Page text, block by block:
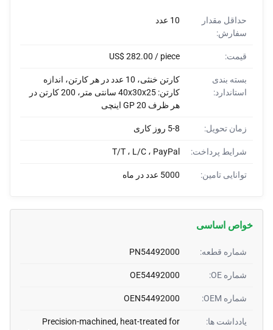
حداقل مقدار
سفارش:
10 عدد
قیمت: US$ 282.00 / piece
بسته بندی
استاندارد:
کارتن خنثی، 10 عدد در هر کارتن، اندازه
کارتن: 40x30x25 سانتی متر، 200 کارتن در
هر ظرف GP 20 اینچی
زمان تحویل: 5-8 روز کاری
شرایط پرداخت: T/T ، L/C ، PayPal
توانایی تامین: 5000 عدد در ماه
خواص اساسی
شماره قطعه: PN54492000
شماره OE: OE54492000
شماره OEM: OEN54492000
یادداشت ها:
Precision-machined, heat-treated for